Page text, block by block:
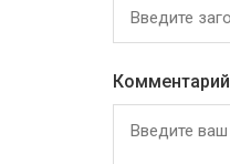
Комментарий